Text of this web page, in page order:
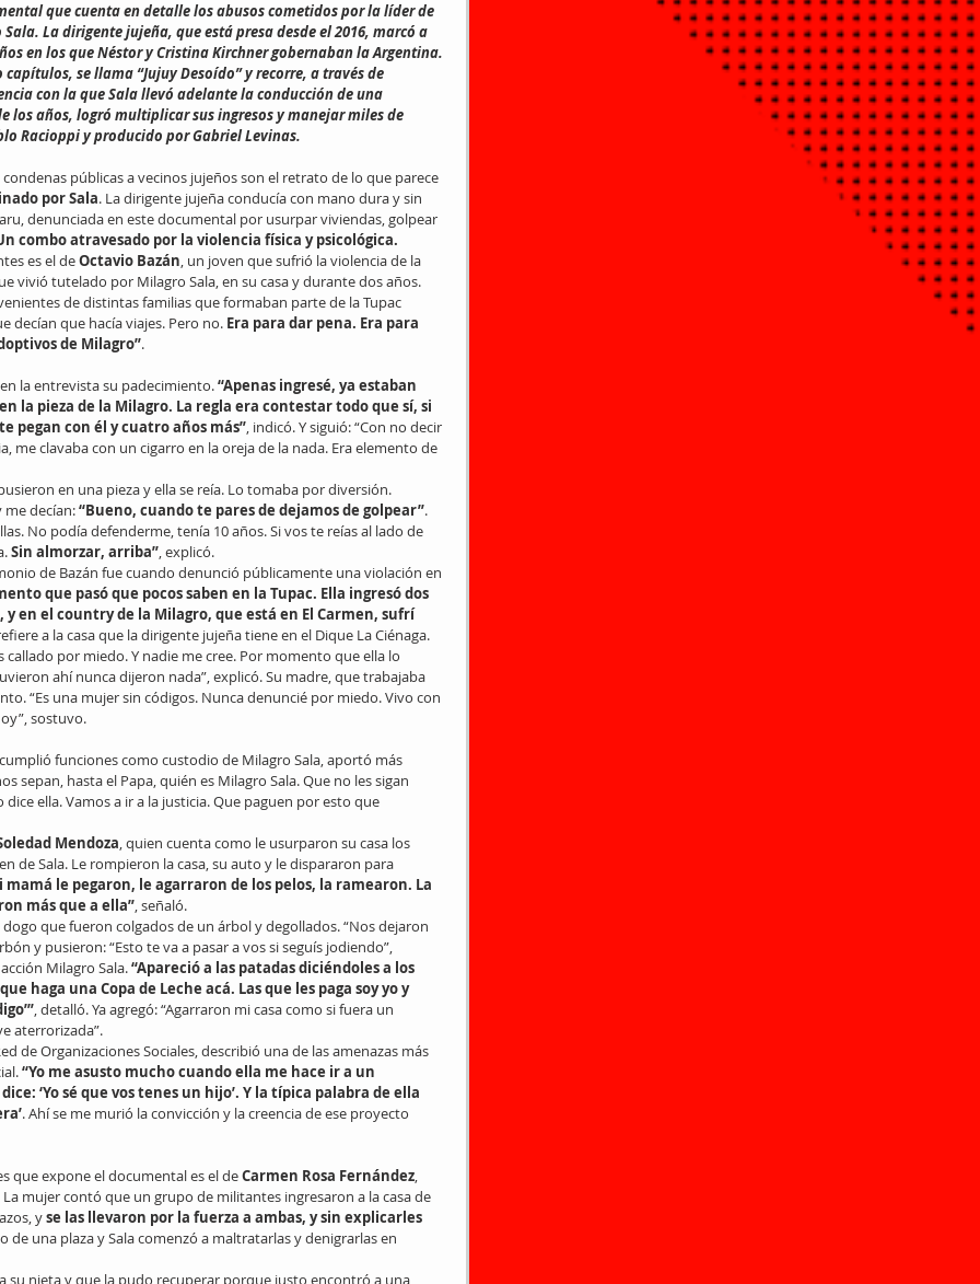
que cuenta en detalle los abusos cometidos por la líder de
La dirigente jujeña, que está presa desde el 2016, marcó a
en los que Néstor y Cristina Kirchner gobernaban la Argentina.
se llama “Jujuy Desoído” y recorre, a través de
con la que Sala llevó adelante la conducción de una
los años, logró multiplicar sus ingresos y manejar miles de
Racioppi y producido por Gabriel Levinas.
públicas a vecinos jujeños son el retrato de lo que parece
por Sala. La dirigente jujeña conducía con mano dura y sin
denunciada en este documental por usurpar viviendas, golpear
combo atravesado por la violencia física y psicológica.
es el de Octavio Bazán, un joven que sufrió la violencia de la
vivió tutelado por Milagro Sala, en su casa y durante dos años.
de distintas familias que formaban parte de la Tupac
decían que hacía viajes. Pero no. Era para dar pena. Era para
de Milagro”.
la entrevista su padecimiento. “Apenas ingresé, ya estaban
la pieza de la Milagro. La regla era contestar todo que sí, si
pegan con él y cuatro años más”, indicó. Y siguió: “Con no decir
me clavaba con un cigarro en la oreja de la nada. Era elemento de
en una pieza y ella se reía. Lo tomaba por diversión.
me decían: “Bueno, cuando te pares de dejamos de golpear”.
No podía defenderme, tenía 10 años. Si vos te reías al lado de
Sin almorzar, arriba”, explicó.
de Bazán fue cuando denunció públicamente una violación en
que pasó que pocos saben en la Tupac. Ella ingresó dos
y en el country de la Milagro, que está en El Carmen, sufrí
a la casa que la dirigente jujeña tiene en el Dique La Ciénaga.
callado por miedo. Y nadie me cree. Por momento que ella lo
ahí nunca dijeron nada”, explicó. Su madre, que trabajaba
“Es una mujer sin códigos. Nunca denuncié por miedo. Vivo con
sostuvo.
funciones como custodio de Milagro Sala, aportó más
sepan, hasta el Papa, quién es Milagro Sala. Que no les sigan
ella. Vamos a ir a la justicia. Que paguen por esto que
Mendoza, quien cuenta como le usurparon su casa los
de Sala. Le rompieron la casa, su auto y le dispararon para
mamá le pegaron, le agarraron de los pelos, la ramearon. La
más que a ella”, señaló.
que fueron colgados de un árbol y degollados. “Nos dejaron
y pusieron: “Esto te va a pasar a vos si seguís jodiendo”,
Milagro Sala. “Apareció a las patadas diciéndoles a los
haga una Copa de Leche acá. Las que les paga soy yo y
, detalló. Ya agregó: “Agarraron mi casa como si fuera un
aterrorizada”.
de Organizaciones Sociales, describió una de las amenazas más
“Yo me asusto mucho cuando ella me hace ir a un
‘Yo sé que vos tenes un hijo’. Y la típica palabra de ella
. Ahí se me murió la convicción y la creencia de ese proyecto
que expone el documental es el de Carmen Rosa Fernández,
mujer contó que un grupo de militantes ingresaron a la casa de
y se las llevaron por la fuerza a ambas, y sin explicarles
de una plaza y Sala comenzó a maltratarlas y denigrarlas en
su nieta y que la pudo recuperar porque justo encontró a una